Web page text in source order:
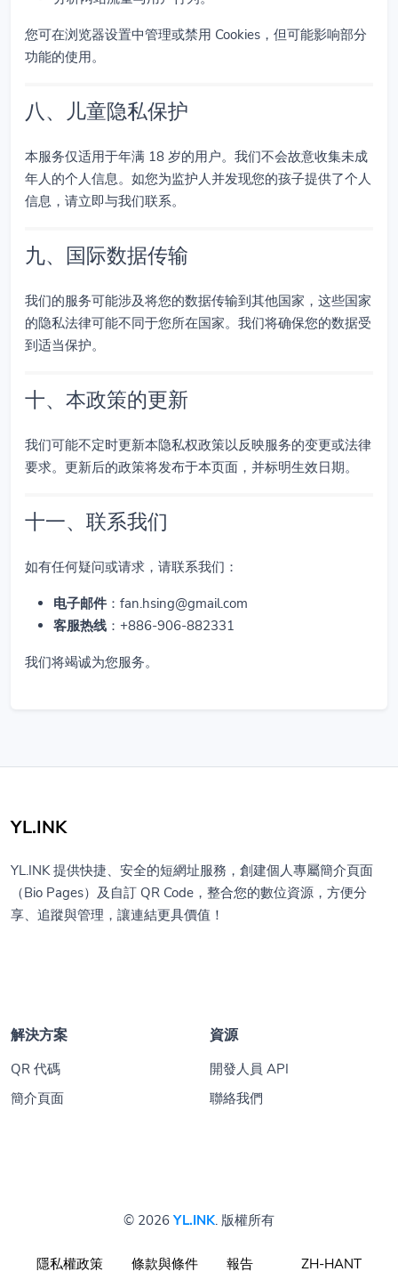
您可在浏览器设置中管理或禁用 Cookies，但可能影响部分
功能的使用。
八、儿童隐私保护
本服务仅适用于年满 18 岁的用户。我们不会故意收集未成
年人的个人信息。如您为监护人并发现您的孩子提供了个人
信息，请立即与我们联系。
九、国际数据传输
我们的服务可能涉及将您的数据传输到其他国家，这些国家
的隐私法律可能不同于您所在国家。我们将确保您的数据受
到适当保护。
十、本政策的更新
我们可能不定时更新本隐私权政策以反映服务的变更或法律
要求。更新后的政策将发布于本页面，并标明生效日期。
十一、联系我们
如有任何疑问或请求，请联系我们：
电子邮件 ： fan.hsing@gmail.com
客服热线 ：+886-906-882331
我们将竭诚为您服务。
YL.INK
YL.INK 提供快捷、安全的短網址服務，創建個人專屬簡介頁面
（Bio Pages）及自訂 QR Code，整合您的數位資源，方便分
享、追蹤與管理，讓連結更具價值！
解決方案
QR 代碼
簡介頁面
資源
開發人員 API
聯絡我們
© 2026YL.INK. 版權所有
隱私權政策 條款與條件 報告 ZH-HANT